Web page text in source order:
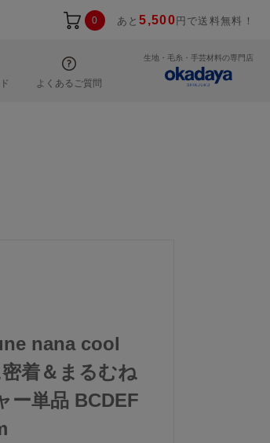
0 あと5,500 円で送料無料！
よくあるご質問
生地・毛糸・手芸材料の専門店
nana cool
着＆まるむね
ー単品 BCDEF